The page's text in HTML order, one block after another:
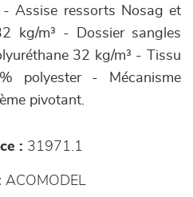
Assise ressorts Nosag et
kg/m³ - Dossier sangles
32 kg/m³ - Tissu
polyester - Mécanisme
pivotant.
: 31971.1
ACOMODEL